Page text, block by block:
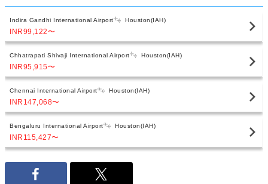
Indira Gandhi International Airport Houston(IAH)
INR99,122〜
Chhatrapati Shivaji International Airport Houston(IAH)
INR95,915〜
Chennai International Airport Houston(IAH)
INR147,068〜
Bengaluru International Airport Houston(IAH)
INR115,427〜